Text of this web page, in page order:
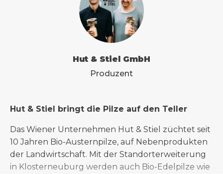
Hut & Stiel GmbH
Produzent
Hut & Stiel bringt die Pilze auf den Teller
Das Wiener Unternehmen Hut & Stiel züchtet seit
10 Jahren Bio-Austernpilze, auf Nebenprodukten
der Landwirtschaft. Mit der Standorterweiterung
in Klosterneuburg werden auch Bio-Edelpilze wie